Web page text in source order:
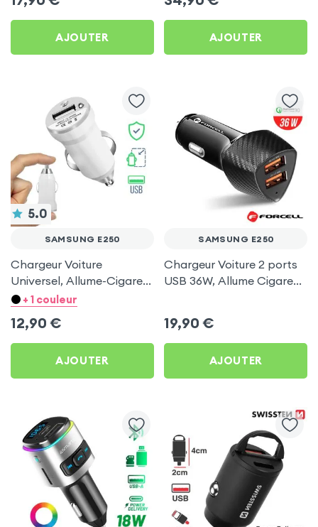
AJOUTER AJOUTER
5.0
SAMSUNG E250
Chargeur Voiture
Universel, Allume-Cigare
Ultra Compact avec
+ 1 couleur
12,90 €
AJOUTER
SAMSUNG E250
Chargeur Voiture 2 ports
USB 36W, Allume Cigare
19,90 €
AJOUTER